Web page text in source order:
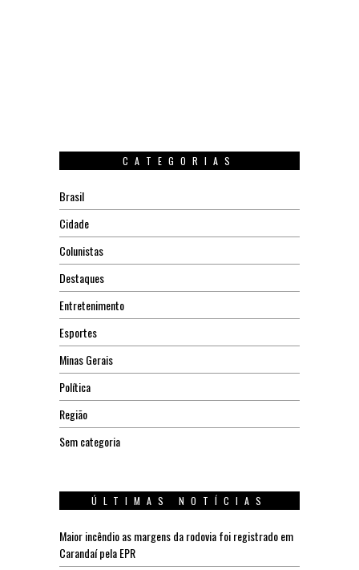
CATEGORIAS
Brasil
Cidade
Colunistas
Destaques
Entretenimento
Esportes
Minas Gerais
Política
Região
Sem categoria
ÚLTIMAS NOTÍCIAS
Maior incêndio as margens da rodovia foi registrado em
Carandaí pela EPR